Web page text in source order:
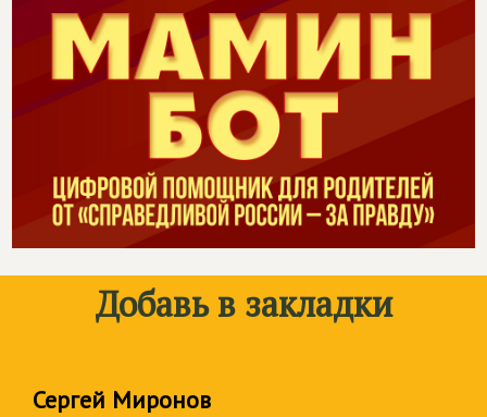
Добавь в закладки
Сергей Миронов